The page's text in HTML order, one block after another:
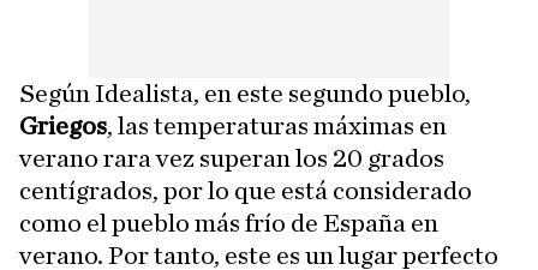
Según Idealista, en este segundo pueblo,
Griegos, las temperaturas máximas en
verano rara vez superan los 20 grados
centígrados, por lo que está considerado
como el pueblo más frío de España en
verano. Por tanto, este es un lugar perfecto